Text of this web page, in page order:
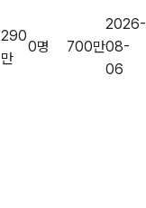
290
만
0명 700만
2026-
08-
06